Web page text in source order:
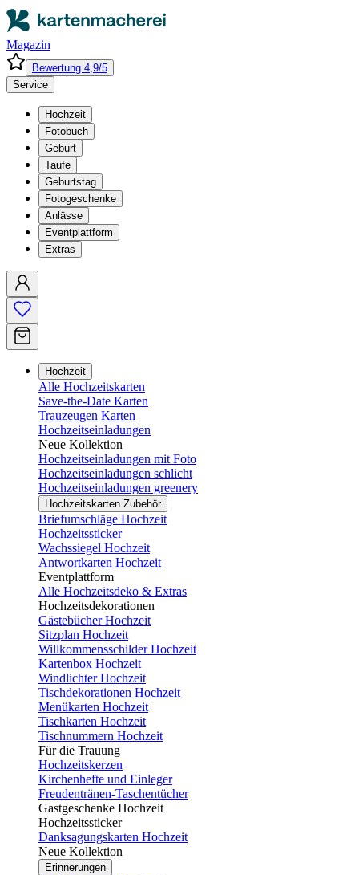
Magazin
Bewertung 4,9/5
Service
Hochzeit
Fotobuch
Geburt
Taufe
Geburtstag
Fotogeschenke
Anlässe
Eventplattform
Extras
Hochzeit
Alle Hochzeitskarten
Save-the-Date Karten
Trauzeugen Karten
Hochzeitseinladungen
Neue Kollektion
Hochzeitseinladungen mit Foto
Hochzeitseinladungen schlicht
Hochzeitseinladungen greenery
Hochzeitskarten Zubehör
Briefumschläge Hochzeit
Hochzeitssticker
Wachssiegel Hochzeit
Antwortkarten Hochzeit
Eventplattform
Alle Hochzeitsdeko & Extras
Hochzeitsdekorationen
Gästebücher Hochzeit
Sitzplan Hochzeit
Willkommensschilder Hochzeit
Kartenbox Hochzeit
Windlichter Hochzeit
Tischdekorationen Hochzeit
Menükarten Hochzeit
Tischkarten Hochzeit
Tischnummern Hochzeit
Für die Trauung
Hochzeitskerzen
Kirchenhefte und Einleger
Freudentränen-Taschentücher
Gastgeschenke Hochzeit
Hochzeitssticker
Danksagungskarten Hochzeit
Neue Kollektion
Erinnerungen